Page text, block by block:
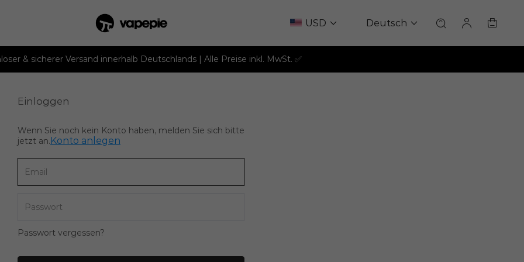
USD Deutsch
& sicherer Versand innerhalb Deutschlands | Alle Preise inkl. MwSt. ✅
Einloggen
Wenn Sie noch kein Konto haben, melden Sie sich bitte
jetzt an.Konto anlegen
Passwort vergessen?